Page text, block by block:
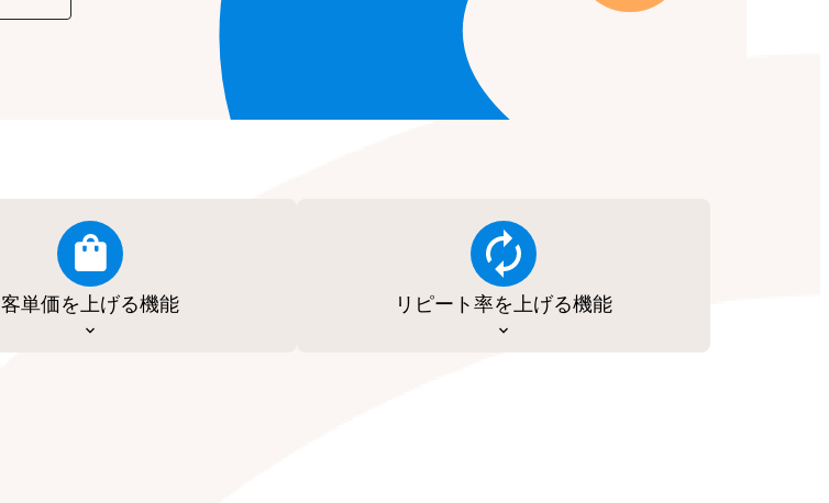
客単価を上げる機能 リピート率を上げる機能